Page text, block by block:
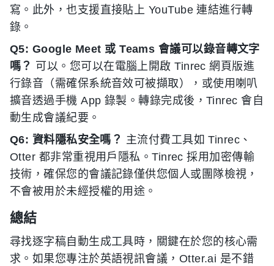
寫。此外，也支援直接貼上 YouTube 連結進行轉
錄。
Q5: Google Meet 或 Teams 會議可以錄音轉文字
嗎？ 可以。您可以在電腦上開啟 Tinrec 網頁版進
行錄音（需確保系統音效可被擷取），或使用喇叭
擴音透過手機 App 錄製。轉錄完成後，Tinrec 會自
動生成會議紀要。
Q6: 資料隱私安全嗎？ 主流付費工具如 Tinrec、
Otter 都非常重視用戶隱私。Tinrec 採用加密傳輸
技術，確保您的會議記錄僅供您個人或團隊檢視，
不會被用於未經授權的用途。
總結
尋找逐字稿自動生成工具時，關鍵在於您的核心需
求。如果您專注於英語視訊會議，Otter.ai 是不錯